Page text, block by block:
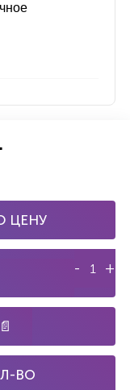
ЦЕНУ
- +
ВО